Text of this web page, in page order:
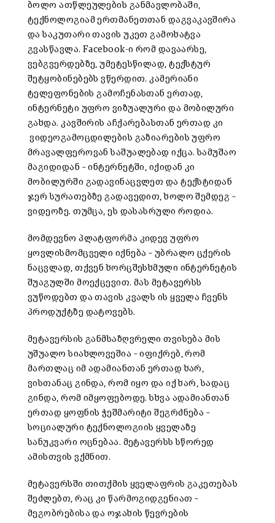
ბოლო ათწლეულების განმავლობაში,
ტექნოლოგიამ ერთმანეთთან დაგვაკავშირა
და საკუთარი თავის უკეთ გამოხატვა
გვასწავლა. Facebook-ი რომ დავაარსე,
ვებგვერდებზე, უმეტესწილად, ტექსტურ
შეტყობინებებს ვწერდით. კამერიანი
ტელეფონების გამოჩენასთან ერთად,
ინტერნეტი უფრო ვიზუალური და მობილური
გახდა. კავშირის აჩქარებასთან ერთად კი
ვიდეოგამოცდილების გაზიარების უფრო
მრავალფეროვან საშუალებად იქცა. სამუშაო
მაგიდიდან – ინტერნეტში, იქიდან კი
მობილურში გადავინაცვლეთ და ტექსტიდან
ჯერ სურათებზე გადავედით, ხოლო შემდეგ –
ვიდეოზე. თუმცა, ეს დასასრული როდია.
მომდევნო პლატფორმა კიდევ უფრო
ყოვლისმომცველი იქნება – უბრალო ცქერის
ნაცვლად, თქვენ ხორცშესხმული ინტერნეტის
შუაგულში მოექცევით. მას მეტავერსს
ვუწოდებთ და თავის კვალს ის ყველა ჩვენს
პროდუქტზე დატოვებს.
მეტავერსის განმსაზღვრელი თვისება მის
უშუალო სიახლოვეშია – იფიქრებ, რომ
მართლაც იმ ადამიანთან ერთად ხარ,
ვისთანაც გინდა, რომ იყო და იქ ხარ, სადაც
გინდა, რომ იმყოფებოდე. სხვა ადამიანთან
ერთად ყოფნის ჭეშმარიტი შეგრძნება –
სოციალური ტექნოლოგიის ყველაზე
სანუკვარი ოცნებაა. მეტავერსს სწორედ
ამისთვის ვქმნით.
მეტავერსში თითქმის ყველაფრის გაკეთებას
შეძლებთ, რაც კი წარმოგიდგენიათ –
მეგობრებისა და ოჯახის წევრების